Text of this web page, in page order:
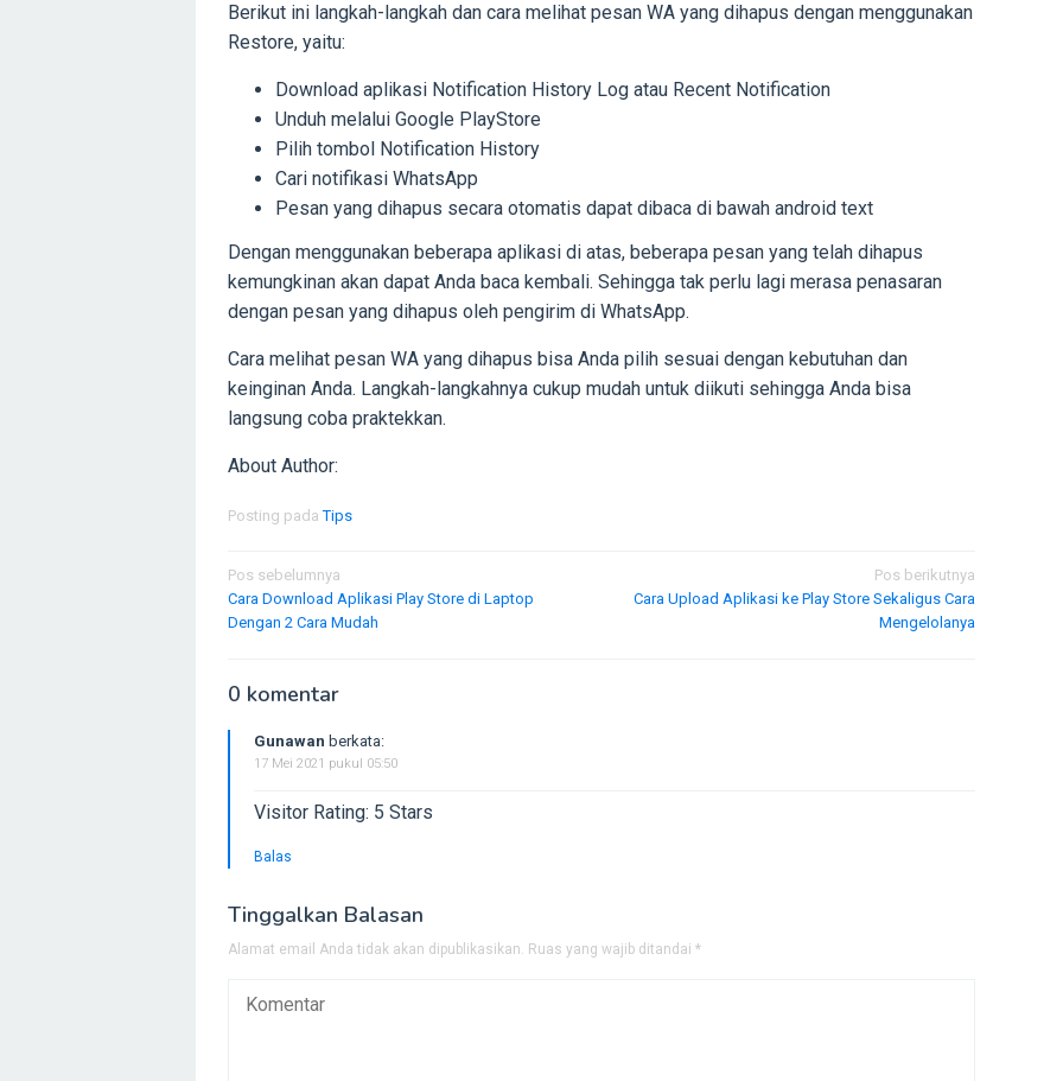
Berikut ini langkah-langkah dan cara melihat pesan WA yang dihapus dengan menggunakan
Restore, yaitu:
Download aplikasi Notification History Log atau Recent Notification
Unduh melalui Google PlayStore
Pilih tombol Notification History
Cari notifikasi WhatsApp
Pesan yang dihapus secara otomatis dapat dibaca di bawah android text
Dengan menggunakan beberapa aplikasi di atas, beberapa pesan yang telah dihapus
kemungkinan akan dapat Anda baca kembali. Sehingga tak perlu lagi merasa penasaran
dengan pesan yang dihapus oleh pengirim di WhatsApp.
Cara melihat pesan WA yang dihapus bisa Anda pilih sesuai dengan kebutuhan dan
keinginan Anda. Langkah-langkahnya cukup mudah untuk diikuti sehingga Anda bisa
langsung coba praktekkan.
About Author:
Posting padaTips
Navigasi
pos
Pos sebelumnya
Cara Download Aplikasi Play Store di Laptop
Dengan 2 Cara Mudah
Pos berikutnya
Cara Upload Aplikasi ke Play Store Sekaligus Cara
Mengelolanya
0 komentar
Gunawan berkata:
17 Mei 2021 pukul 05:50
Visitor Rating: 5 Stars
Balas
Tinggalkan Balasan
Alamat email Anda tidak akan dipublikasikan. Ruas yang wajib ditandai *